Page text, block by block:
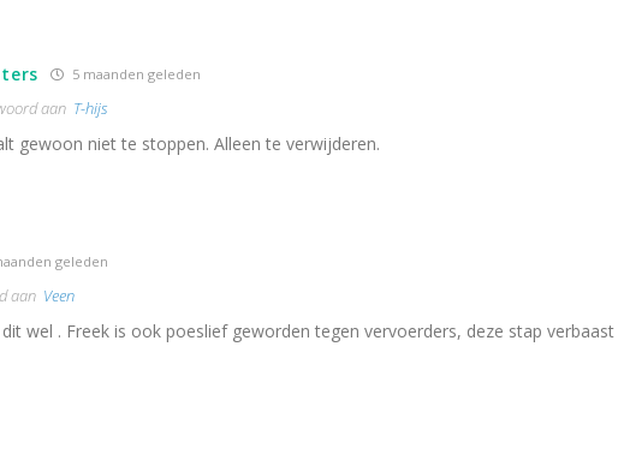
5 maanden geleden
aan T-hijs
gewoon niet te stoppen. Alleen te verwijderen.
geleden
aan Veen
wel . Freek is ook poeslief geworden tegen vervoerders, deze stap verbaast